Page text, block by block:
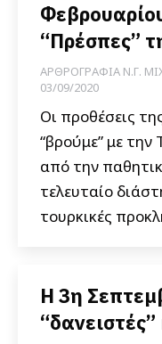
“Πρέσπες”
ΑΡΘΡΟΓΡΑΦΙΑ Ν.Γ.
03/09/2020
Οι προθέσεις
“βρούμε” με την
από την
τελευταίο
τουρκικές
Η 3η